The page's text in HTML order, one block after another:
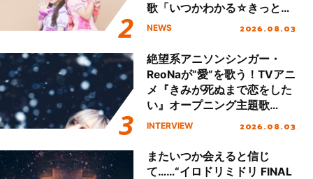
歌「いつかわかる☆きっとあ
える」TVサイズ先行配信開
NEWS 2026.08.03
絶望系アニソンシンガー・
ReoNaが“愛”を歌う！TVアニ
メ『きみが死ぬまで恋をした
い』オープニング主題歌
「Amore」インタビュー
INTERVIEW 2026.08.03
またいつか会えると信じ
て……“イロドリミドリ FINAL